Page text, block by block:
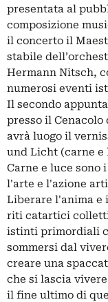
presentata al
composizione
il concerto il
stabile
Hermann Nitsch,
numerosi eventi
Il secondo
presso il Cenacolo
avrà luogo il
und Licht (carne e
Carne e luce sono
l'arte e l'azione
Liberare l'anima e
riti catartici
istinti primordiali
sommersi dal
creare una
che si lascia
il fine ultimo di